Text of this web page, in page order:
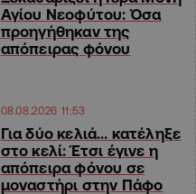
Αγίου Νεοφύτου: Όσα
προηγήθηκαν της
απόπειρας φόνου
08.08.2026 11:53
Για δύο κελιά… κατέληξε
στο κελί: Έτσι έγινε η
απόπειρα φόνου σε
μοναστήρι στην Πάφο